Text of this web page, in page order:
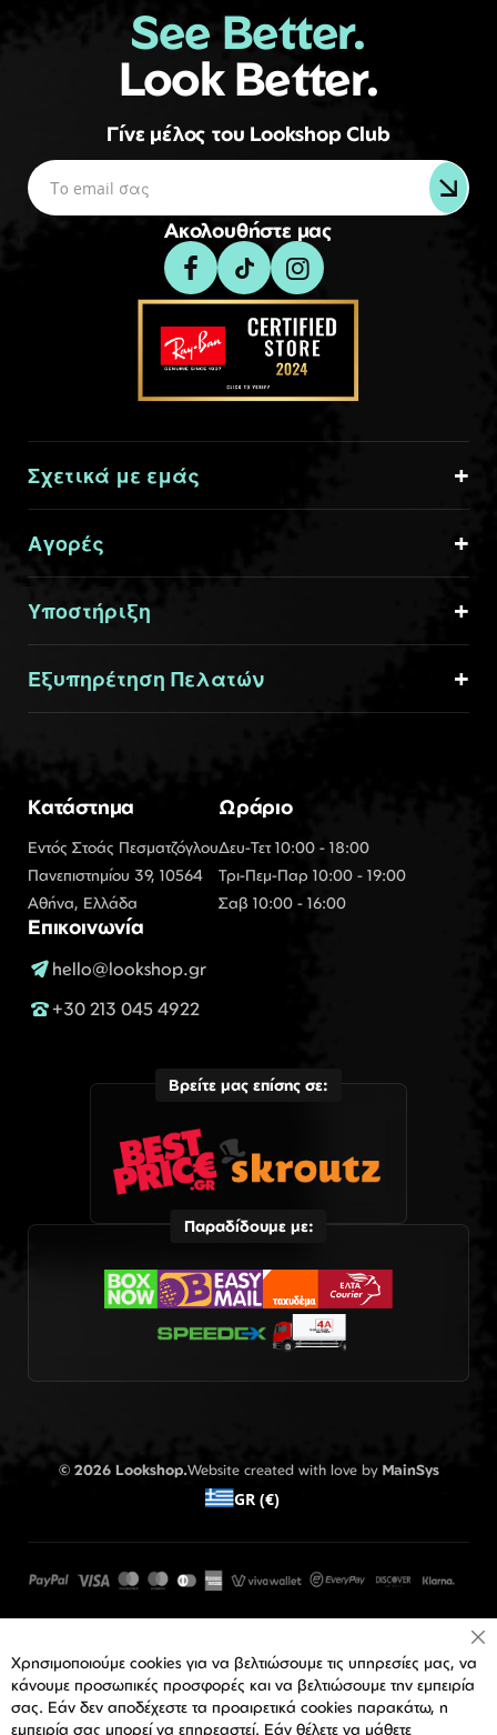
See Better.
Look Better.
Γίνε μέλος του Lookshop Club
Ακολουθήστε μας
Σχετικά με εμάς
Αγορές
Υποστήριξη
Εξυπηρέτηση Πελατών
Κατάστημα
Εντός Στοάς Πεσματζόγλου
Πανεπιστημίου 39, 10564
Αθήνα, Ελλάδα
Ωράριο
Δευ-Τετ 10:00 - 18:00
Τρι-Πεμ-Παρ 10:00 - 19:00
Σαβ 10:00 - 16:00
Επικοινωνία
hello@lookshop.gr
+30 213 045 4922
Βρείτε μας επίσης σε:
Παραδίδουμε με:
© 2026 Lookshop.Website created with love by MainSys
GR (€)
Χρησιμοποιούμε cookies για να βελτιώσουμε τις υπηρεσίες μας, να
κάνουμε προσωπικές προσφορές και να βελτιώσουμε την εμπειρία
σας. Εάν δεν αποδέχεστε τα προαιρετικά cookies παρακάτω, η
εμπειρία σας μπορεί να επηρεαστεί. Εάν θέλετε να μάθετε